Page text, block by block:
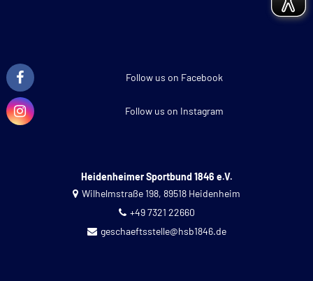
Follow us on Facebook
Follow us on Instagram
Heidenheimer Sportbund 1846 e.V.
Wilhelmstraße 198, 89518 Heidenheim
+49 7321 22660
geschaeftsstelle@hsb1846.de